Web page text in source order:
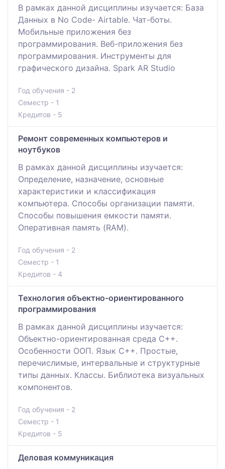
В рамках данной дисциплины изучается: База
Данных в No Code- Airtable. Чат-боты.
Мобильные приложения без
программирования. Веб-приложения без
программирования. Инструменты для
графического дизайна. Spark AR Studio
Год обучения - 2
Семестр - 1
Кредитов - 5
Ремонт современных компьютеров и
ноутбуков
В рамках данной дисциплины изучается:
Определение, назначение, основные
характеристики и классификация
компьютера. Способы организации памяти.
Способы повышения емкости памяти.
Оперативная память (RAM).
Год обучения - 2
Семестр - 1
Кредитов - 4
Технология объектно-ориентированного
программирования
В рамках данной дисциплины изучается:
Объектно-ориентированная среда С++.
Особенности ООП. Язык С++. Простые,
перечислимые, интервальные и структурные
типы данных. Классы. Библиотека визуальных
компонентов.
Год обучения - 2
Семестр - 1
Кредитов - 5
Деловая коммуникация